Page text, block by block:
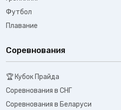
Футбол
Плавание
Соревнования
🏆 Кубок Прайда
Соревнования в СНГ
Соревнования в Беларуси